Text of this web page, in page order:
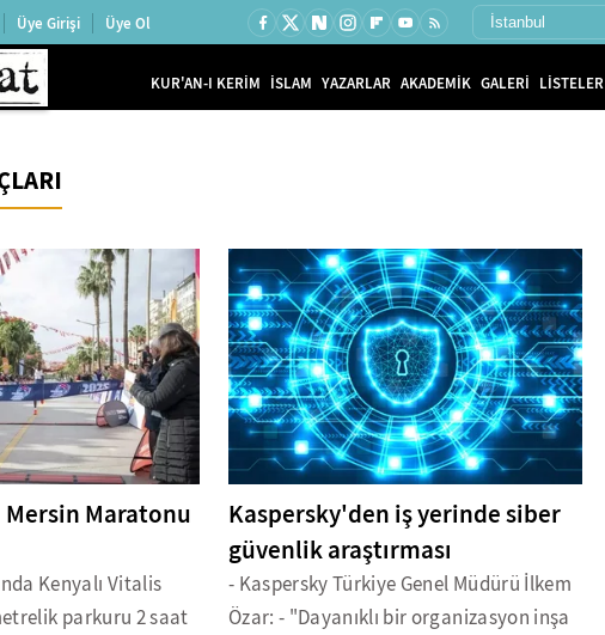
Üye Girişi Üye Ol
KUR'AN-I KERİM İSLAM YAZARLAR AKADEMİK GALERİ LİSTELER
Mersin Maratonu
Kenyalı Vitalis
parkuru 2 saat
Kaspersky'den iş yerinde siber
güvenlik araştırması
- Kaspersky Türkiye Genel Müdürü İlkem
Özar: - "Dayanıklı bir organizasyon inşa